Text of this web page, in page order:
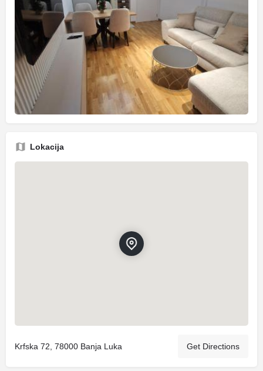
Lokacija
Krfska 72, 78000 Banja Luka Get Directions